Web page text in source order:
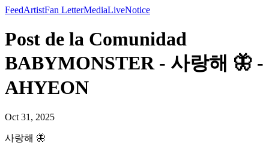
FeedArtistFan LetterMediaLiveNotice
Post de la Comunidad
BABYMONSTER - 사랑해 🦋 -
AHYEON
Oct 31, 2025
사랑해 🦋